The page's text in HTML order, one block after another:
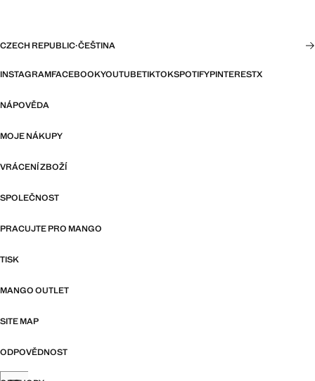
CZECH REPUBLIC·ČEŠTINA
INSTAGRAMFACEBOOKYOUTUBETIKTOKSPOTIFYPINTERESTX
NÁPOVĚDA
MOJE NÁKUPY
VRÁCENÍ ZBOŽÍ
SPOLEČNOST
PRACUJTE PRO MANGO
TISK
MANGO OUTLET
SITE MAP
ODPOVĚDNOST